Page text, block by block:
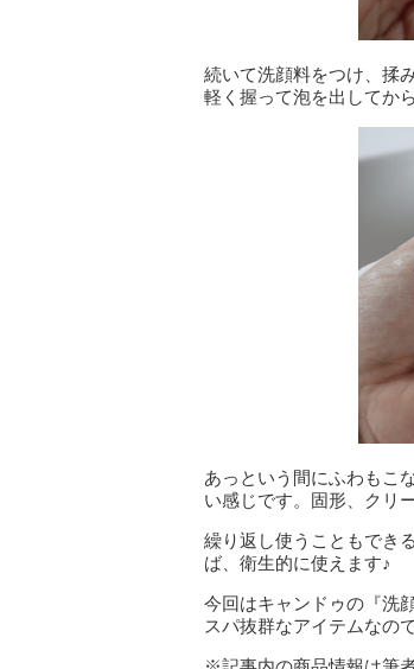
続いて洗顔料をつけ、揉
軽く握って泡を出してか
あっという間にふわもこ
い感じです。固形、クリ
繰り返し使うこともでき
ば、衛生的に使えます♪
今回はキャンドゥの『洗
スパ抜群なアイテムなの